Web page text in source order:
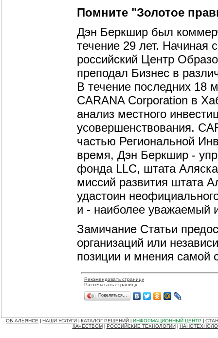
Помните "Золотое
Дэн Беркшир был
течение 29 лет. Начиная
российский Центр
преподал Бизнес в
В течение последних 18
CARANA Corporation в
анализ местного
усовершенствования.
частью Региональной
время, Дэн Беркшир -
фонда LLC, штата
миссий развития штата
удастоин
и - наиболее уважаемый
Замичание Статьи
организаций или
позиции и мнения самой
Рекомендовать страницу
Распечатать страницу
Поделиться…
ОБ АЛЬЯНСЕ НАШИ УСЛУГИ КАТАЛОГ РЕШЕНИЙ ИНФОРМАЦИОННЫЙ ЦЕНТР
КАЧЕСТВОМ
РОССИЙСКИЕ ТЕХНОЛОГИИ